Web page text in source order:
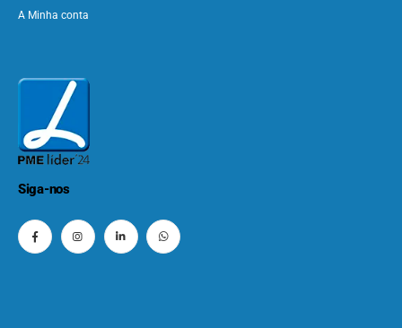
A Minha conta
Siga-nos